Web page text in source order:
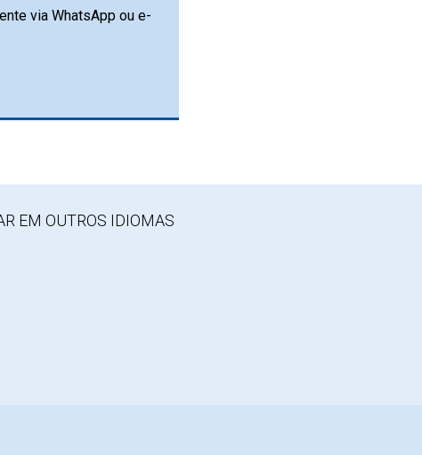
via WhatsApp ou e-
EM OUTROS IDIOMAS